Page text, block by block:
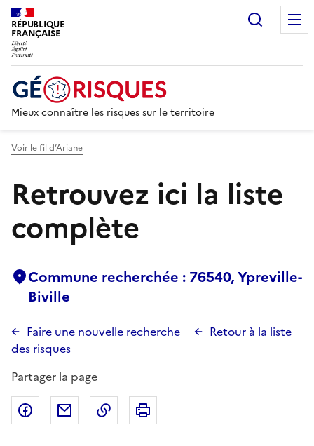
RÉPUBLIQUE
FRANÇAISE
Mieux connaître les risques sur le territoire
Voir le fil d’Ariane
Retrouvez ici la liste
complète
Commune recherchée : 76540, Ypreville-
Biville
Faire une nouvelle recherche
Retour à la liste
des risques
Partager la page
Partager sur Facebook
Partager par emailCopier dans le presse-papier